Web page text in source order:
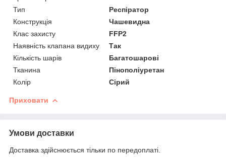
Тип
Респіратор
Конструкція
Чашевидна
Клас захисту
FFP2
Наявність клапана видиху
Так
Кількість шарів
Багатошарові
Тканина
Пінополіуретан
Колір
Сірий
Приховати
Умови доставки
Доставка здійснюється тільки по передоплаті.